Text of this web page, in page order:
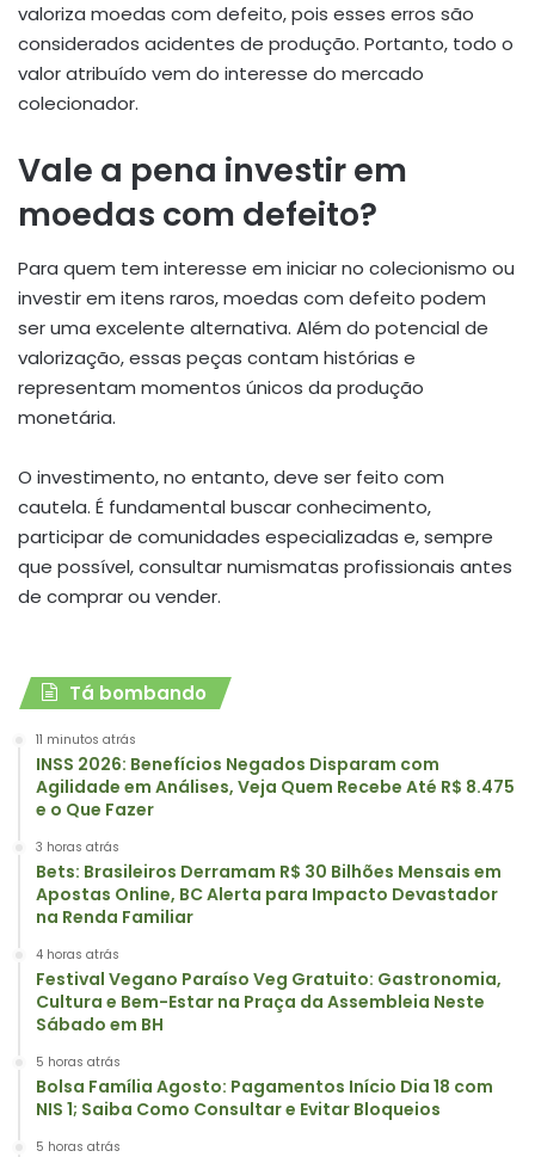
valoriza moedas com defeito, pois esses erros são
considerados acidentes de produção. Portanto, todo o
valor atribuído vem do interesse do mercado
colecionador.
Vale a pena investir em
moedas com defeito?
Para quem tem interesse em iniciar no colecionismo ou
investir em itens raros, moedas com defeito podem
ser uma excelente alternativa. Além do potencial de
valorização, essas peças contam histórias e
representam momentos únicos da produção
monetária.
O investimento, no entanto, deve ser feito com
cautela. É fundamental buscar conhecimento,
participar de comunidades especializadas e, sempre
que possível, consultar numismatas profissionais antes
de comprar ou vender.
Tá bombando
11 minutos atrás
INSS 2026: Benefícios Negados Disparam com
Agilidade em Análises, Veja Quem Recebe Até R$ 8.475
e o Que Fazer
3 horas atrás
Bets: Brasileiros Derramam R$ 30 Bilhões Mensais em
Apostas Online, BC Alerta para Impacto Devastador
na Renda Familiar
4 horas atrás
Festival Vegano Paraíso Veg Gratuito: Gastronomia,
Cultura e Bem-Estar na Praça da Assembleia Neste
Sábado em BH
5 horas atrás
Bolsa Família Agosto: Pagamentos Início Dia 18 com
NIS 1; Saiba Como Consultar e Evitar Bloqueios
5 horas atrás